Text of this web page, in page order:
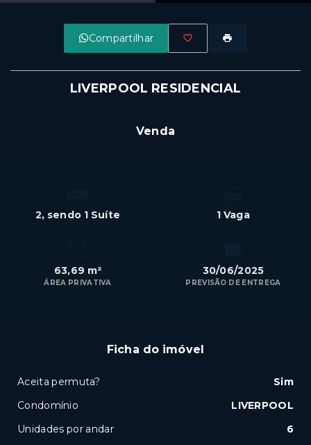
Compartilhar
LIVERPOOL RESIDENCIAL
Venda
2, sendo 1 Suíte 1 Vaga
63,69 m²
ÁREA PRIVATIVA
30/06/2025
PREVISÃO DE ENTREGA
Ficha do imóvel
Aceita permuta?
Sim
Condomínio
LIVERPOOL
Unidades por andar
6